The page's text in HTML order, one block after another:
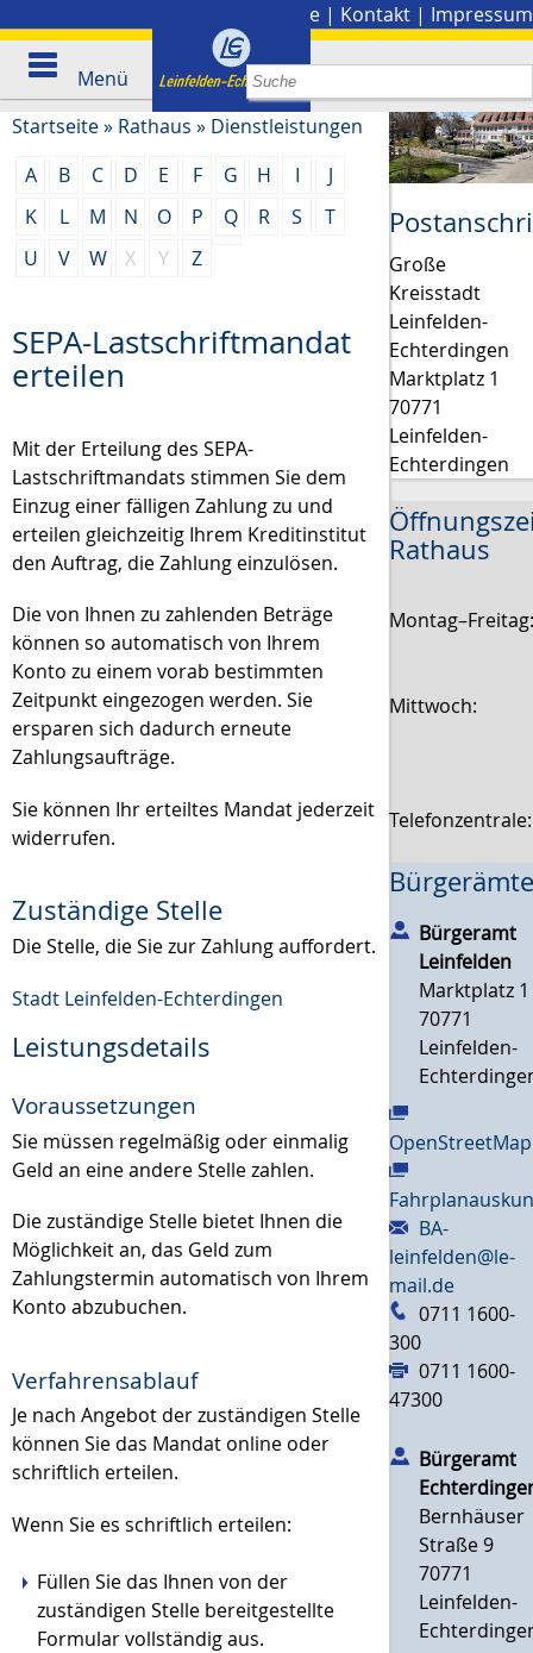
Presse | Kontakt | Impressum
Menü
Startseite» Rathaus » Dienstleistungen
A
B C D E F G H I
J
K
L M N O P Q R S
T
U
V W X Y Z
SEPA-Lastschriftmandat
erteilen
Mit der Erteilung des SEPA-
Lastschriftmandats stimmen Sie dem
Einzug einer fälligen Zahlung zu und
erteilen gleichzeitig Ihrem Kreditinstitut
den Auftrag, die Zahlung einzulösen.
Die von Ihnen zu zahlenden Beträge
können so automatisch von Ihrem
Konto zu einem vorab bestimmten
Zeitpunkt eingezogen werden. Sie
ersparen sich dadurch erneute
Zahlungsaufträge.
Sie können Ihr erteiltes Mandat jederzeit
widerrufen.
Zuständige Stelle
Die Stelle, die Sie zur Zahlung auffordert.
Stadt Leinfelden-Echterdingen
Leistungsdetails
Voraussetzungen
Sie müssen regelmäßig oder einmalig
Geld an eine andere Stelle zahlen.
Die zuständige Stelle bietet Ihnen die
Möglichkeit an, das Geld zum
Zahlungstermin automatisch von Ihrem
Konto abzubuchen.
Verfahrensablauf
Je nach Angebot der zuständigen Stelle
können Sie das Mandat online oder
schriftlich erteilen.
Wenn Sie es schriftlich erteilen:
Füllen Sie das Ihnen von der
zuständigen Stelle bereitgestellte
Formular vollständig aus.
Große
Kreisstadt
Leinfelden-
Echterdingen
Marktplatz 1
70771
Leinfelden-
Echterdingen
Rathaus
Mittwoch:
Bürgeramt
Leinfelden
Marktplatz 1
70771
Leinfelden-
OpenStreetMap
BA-
leinfelden@le-
mail.de
0711 1600-
300
0711 1600-
47300
Bürgeramt
Bernhäuser
Straße 9
70771
Leinfelden-